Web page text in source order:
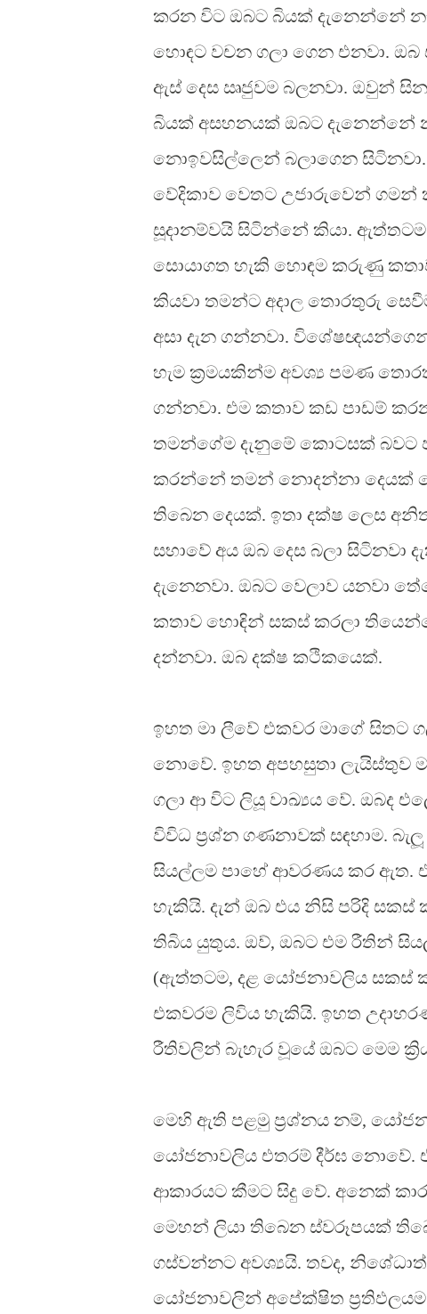
කරන විට ඔබට බියක් දැනෙන්නේ
හොඳට වචන ගලා ගෙන එනවා. ඔබ
ඇස් දෙස ඍජුවම බලනවා. ඔවුන්
බියක් අසහනයක් ඔබට දැනෙන්නේ
නොඉවසිල්ලෙන් බලාගෙන
වේදිකාව වෙතට උජාරුවෙන් ගමන්
සූදානම්වයි සිටින්නේ කියා.
සොයාගත හැකි හොඳම කරුණු
කියවා තමන්ට අදාල තොරතුරු
අසා දැන ගන්නවා.
හැම ක්‍රමයකින්ම අවශ්‍ය පමණ
ගන්නවා. එම කතාව කඩ පාඩම්
තමන්ගේම දැනුමේ කොටසක් බවට
කරන්නේ තමන් නොදන්නා දෙයක්
තිබෙන දෙයක්. ඉතා දක්ෂ ලෙස
සභාවේ අය ඔබ දෙස බලා
දැනෙනවා. ඔබට වෙලාව යනවා
කතාව හොඳින් සකස් කරලා
දන්නවා. ඔබ දක්ෂ කථිකයෙක්.
ඉහත මා ලීවේ එකවර මාගේ සිතට
නොවේ. ඉහත අපහසුතා ලැයිස්තුව
ගලා ආ විට ලියූ වාඛ්‍යය වේ. ඔබද
විවිධ ප්‍රශ්න ගණනාවක් සඳහාම.
සියල්ලම පාහේ ආවරණය කර ඇත.
හැකියි. දැන් ඔබ එය නිසි පරිදි
තිබිය යුතුය. ඔව්, ඔබට එම රීතින්
(ඇත්තටම, දළ යෝජනාවලිය
එකවරම ලිවිය හැකියි. ඉහත
රීතිවලින් බැහැර වූයේ ඔබට මෙම
මෙහි ඇති පළමු ප්‍රශ්නය නම්,
යෝජනාවලිය එතරම් දීර්ඝ නොවේ.
ආකාරයට කීමට සිදු වේ. අනෙක්
මෙහන් ලියා තිබෙන ස්වරූපයක්
ගස්වන්නට අවශ්‍යයි. තවද,
යෝජනාවලින් අපේක්ෂිත